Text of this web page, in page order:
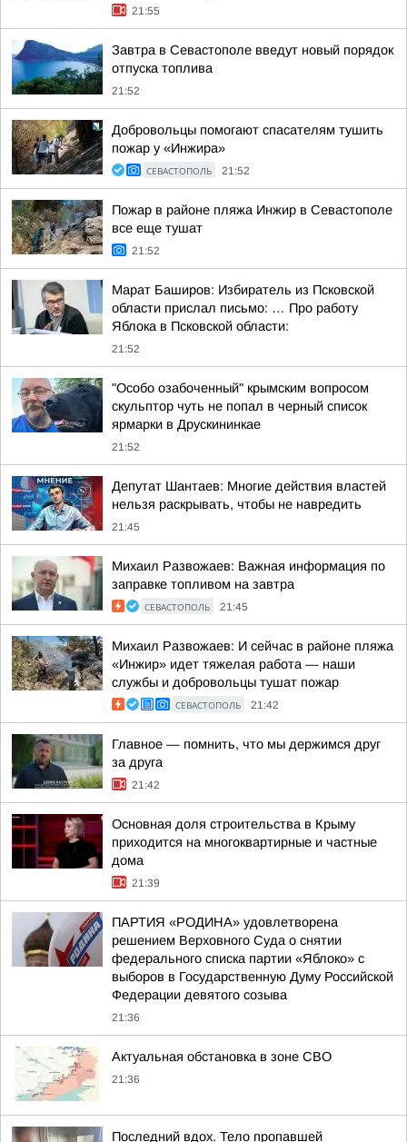
21:55
Завтра в Севастополе введут новый порядок
отпуска топлива
21:52
Добровольцы помогают спасателям тушить
пожар у «Инжира»
СЕВАСТОПОЛЬ 21:52
Пожар в районе пляжа Инжир в Севастополе
все еще тушат
21:52
Марат Баширов: Избиратель из Псковской
области прислал письмо: … Про работу
Яблока в Псковской области:
21:52
"Особо озабоченный" крымским вопросом
скульптор чуть не попал в черный список
ярмарки в Друскининкае
21:52
Депутат Шантаев: Многие действия властей
нельзя раскрывать, чтобы не навредить
21:45
Михаил Развожаев: Важная информация по
заправке топливом на завтра
СЕВАСТОПОЛЬ 21:45
Михаил Развожаев: И сейчас в районе пляжа
«Инжир» идет тяжелая работа — наши
службы и добровольцы тушат пожар
СЕВАСТОПОЛЬ 21:42
Главное — помнить, что мы держимся друг
за друга
21:42
Основная доля строительства в Крыму
приходится на многоквартирные и частные
дома
21:39
ПАРТИЯ «РОДИНА» удовлетворена
решением Верховного Суда о снятии
федерального списка партии «Яблоко» с
выборов в Государственную Думу Российской
Федерации девятого созыва
21:36
Актуальная обстановка в зоне СВО
21:36
Последний вдох. Тело пропавшей